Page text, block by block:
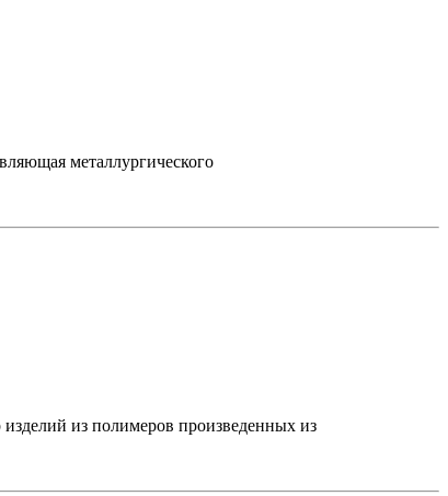
металлургического
из полимеров произведенных из